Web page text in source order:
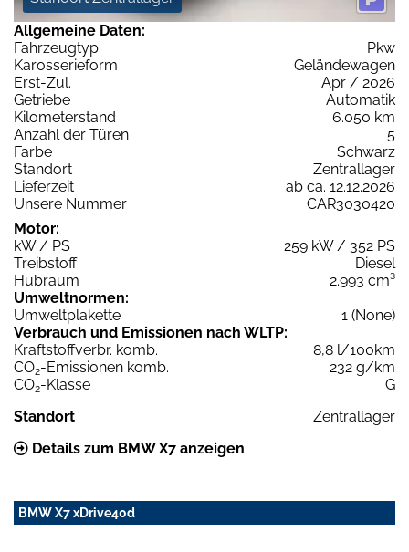
Allgemeine Daten:
Fahrzeugtyp
Pkw
Karosserieform
Geländewagen
Erst-Zul.
Apr / 2026
Getriebe
Automatik
Kilometerstand
6.050 km
Anzahl der Türen
5
Farbe
Schwarz
Standort
Zentrallager
Lieferzeit
ab ca. 12.12.2026
Unsere Nummer
CAR3030420
Motor:
kW / PS
259 kW / 352 PS
Treibstoff
Diesel
Hubraum
2.993 cm³
Umweltnormen:
Umweltplakette
1 (None)
Verbrauch und Emissionen nach WLTP:
Kraftstoffverbr. komb.
8,8 l/100km
CO2-Emissionen komb.
232 g/km
CO2-Klasse
G
Standort
Zentrallager
Details zum BMW X7 anzeigen
BMW X7 xDrive40d